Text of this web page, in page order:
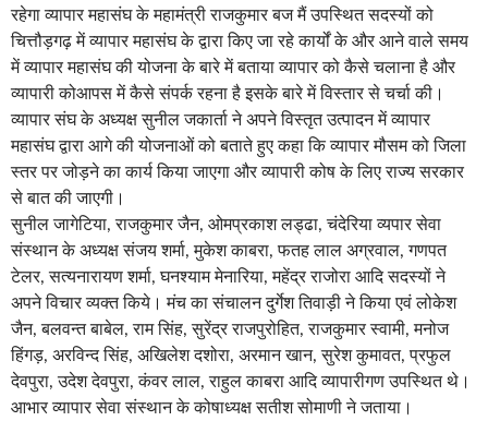
रहेगा व्यापार महासंघ के महामंत्री राजकुमार बज मैं उपस्थित सदस्यों को
चित्तौड़गढ़ में व्यापार महासंघ के द्वारा किए जा रहे कार्यों के और आने वाले समय
में व्यापार महासंघ की योजना के बारे में बताया व्यापार को कैसे चलाना है और
व्यापारी कोआपस में कैसे संपर्क रहना है इसके बारे में विस्तार से चर्चा की।
व्यापार संघ के अध्यक्ष सुनील जकार्ता ने अपने विस्तृत उत्पादन में व्यापार
महासंघ द्वारा आगे की योजनाओं को बताते हुए कहा कि व्यापार मौसम को जिला
स्तर पर जोड़ने का कार्य किया जाएगा और व्यापारी कोष के लिए राज्य सरकार
से बात की जाएगी।
सुनील जागेटिया, राजकुमार जैन, ओमप्रकाश लड्ढा, चंदेरिया व्यपार सेवा
संस्थान के अध्यक्ष संजय शर्मा, मुकेश काबरा, फतह लाल अग्रवाल, गणपत
टेलर, सत्यनारायण शर्मा, घनश्याम मेनारिया, महेंद्र राजोरा आदि सदस्यों ने
अपने विचार व्यक्त किये। मंच का संचालन दुर्गेश तिवाड़ी ने किया एवं लोकेश
जैन, बलवन्त बाबेल, राम सिंह, सुरेंद्र राजपुरोहित, राजकुमार स्वामी, मनोज
हिंगड़, अरविन्द सिंह, अखिलेश दशोरा, अरमान खान, सुरेश कुमावत, प्रफुल
देवपुरा, उदेश देवपुरा, कंवर लाल, राहुल काबरा आदि व्यापारीगण उपस्थित थे।
आभार व्यापार सेवा संस्थान के कोषाध्यक्ष सतीश सोमाणी ने जताया।